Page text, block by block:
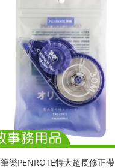
筆樂PENROTE特大超長修正帶